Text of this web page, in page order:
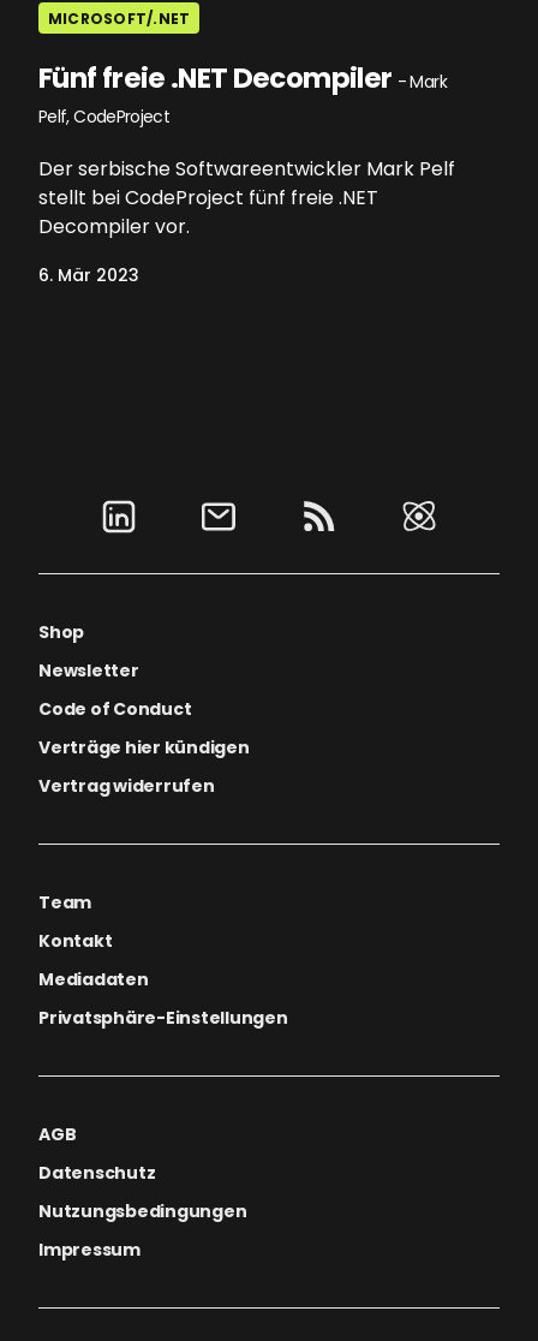
MICROSOFT/.NET
Fünf freie .NET Decompiler - Mark
Pelf, CodeProject
Der serbische Softwareentwickler Mark Pelf
stellt bei CodeProject fünf freie .NET
Decompiler vor.
6. Mär 2023
Shop
Newsletter
Code of Conduct
Verträge hier kündigen
Vertrag widerrufen
Team
Kontakt
Mediadaten
Privatsphäre-Einstellungen
AGB
Datenschutz
Nutzungsbedingungen
Impressum